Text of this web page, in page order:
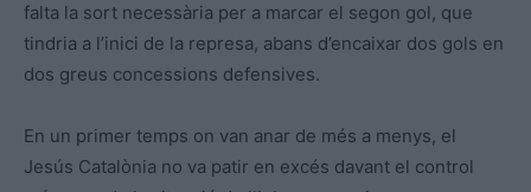
falta la sort necessària per a marcar el segon gol, que
tindria a l’inici de la represa, abans d’encaixar dos gols en
dos greus concessions defensives.
En un primer temps on van anar de més a menys, el
Jesús Catalònia no va patir en excés davant el control